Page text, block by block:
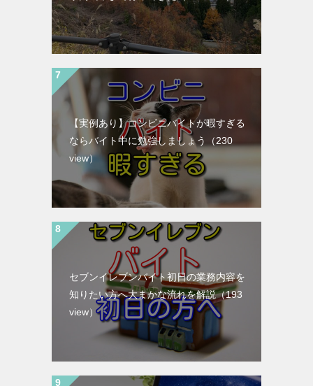
【実例あり】コンビニバイトが暇すぎる
ならバイト中に勉強しましょう
（230
view）
セブンイレブンバイト初日の業務内容を
知りたい方へ大まかな流れを解説（193
view）